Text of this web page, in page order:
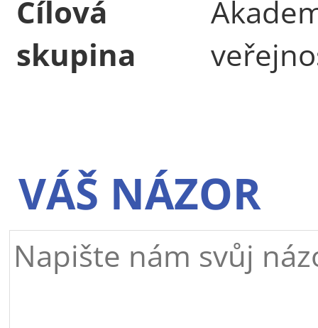
Cílová
skupina
VÁŠ NÁZOR